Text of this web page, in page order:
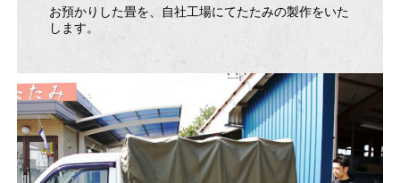
お預かりした畳を、自社工場にてたたみの製作をいた
します。